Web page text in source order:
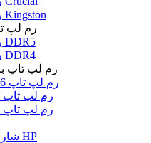
رم لپ تاپ Kingston
رم لپ
رم لپ تاپ DDR5
رم لپ تاپ DDR4
رم لپ تاپ
رم لپ تاپ 16 گیگابایت
رم لپ تاپ 8 گیگابایت
رم لپ تاپ 4 گیگابایت
شارژر لپ تاپ HP